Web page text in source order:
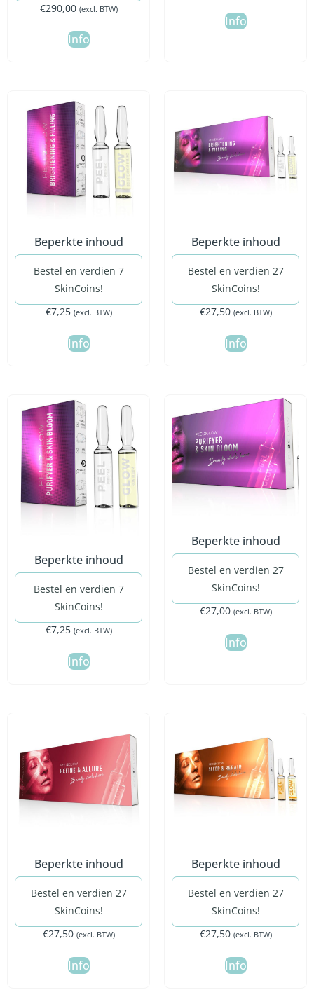
€290,00 (excl. BTW)
Info
Info
Beperkte inhoud
Bestel en verdien 7
SkinCoins!
€7,25 (excl. BTW)
Info
Beperkte inhoud
Bestel en verdien 27
SkinCoins!
€27,50 (excl. BTW)
Info
Beperkte inhoud
Bestel en verdien 7
SkinCoins!
€7,25 (excl. BTW)
Info
Beperkte inhoud
Bestel en verdien 27
SkinCoins!
€27,00 (excl. BTW)
Info
Beperkte inhoud
Bestel en verdien 27
SkinCoins!
€27,50 (excl. BTW)
Info
Beperkte inhoud
Bestel en verdien 27
SkinCoins!
€27,50 (excl. BTW)
Info